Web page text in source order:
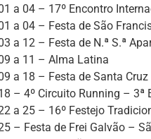
a 04 – 17º Encontro
a 04 – Festa de São
a 12 – Festa de N.ª S.ª
a 11 – Alma Latina
a 18 – Festa de Santa
– 4º Circuito Running – 3ª
a 25 – 16º Festejo
– Festa de Frei Galvão –